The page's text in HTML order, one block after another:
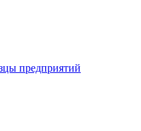
предприятий